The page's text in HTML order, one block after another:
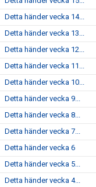
Detta händer vecka 14...
Detta händer vecka 13...
Detta händer vecka 12...
Detta händer vecka 11...
Detta händer vecka 10...
Detta händer vecka 9...
Detta händer vecka 8...
Detta händer vecka 7...
Detta händer vecka 6
Detta händer vecka 5...
Detta händer vecka 4...